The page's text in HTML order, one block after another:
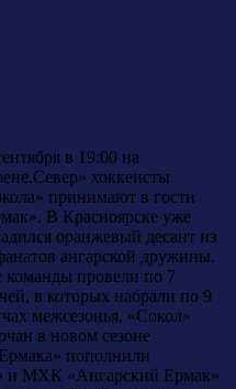
в 19:00 на
хоккеисты
принимают в гости
В Красноярске уже
оранжевый десант из
ангарской дружины.
команды провели по 7
в которых набрали по 9
межсезонья, «Сокол»
в новом сезоне
пополнили
и МХК «Ангарский Ермак»